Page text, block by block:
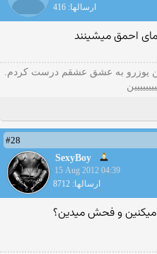
ارسالها: 416
احمق میشینند
يوزرو به عشق عشقم درست كردم.
#28
SexyBoy
15 Aug 2012 04:39
ارسالها: 8712
میکنین و فحش میدین؟